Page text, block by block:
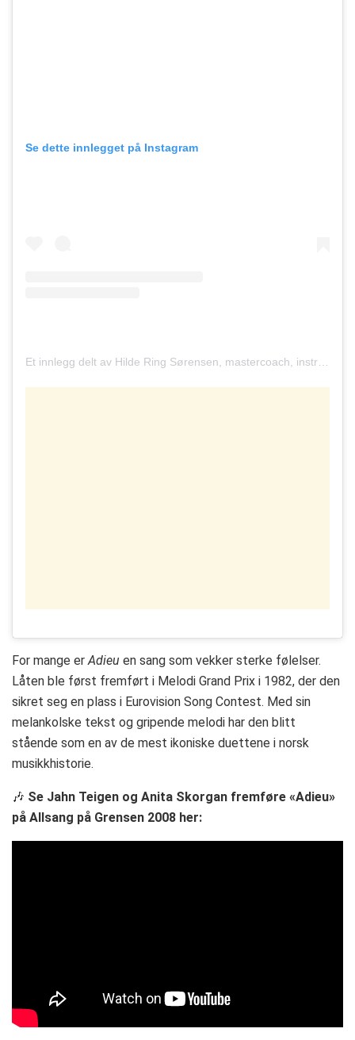
Se dette innlegget på Instagram
Et innlegg delt av Hilde Ring Sørensen, mastercoach, instruktør, grynder, sanger🦋 (@livsglede_og_indre_ro)
For mange erAdieu en sang som vekker sterke følelser.
Låten ble først fremført i Melodi Grand Prix i 1982, der den
sikret seg en plass i Eurovision Song Contest. Med sin
melankolske tekst og gripende melodi har den blitt
stående som en av de mest ikoniske duettene i norsk
musikkhistorie.
🎶 Se Jahn Teigen og Anita Skorgan fremføre «Adieu»
på Allsang på Grensen 2008 her: